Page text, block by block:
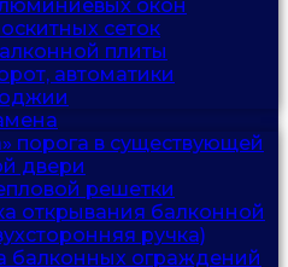
окон
сеток
плиты
автоматики
порога в существующей
двери
решетки
открывания балконной
ручка)
балконных ограждений